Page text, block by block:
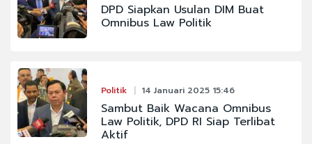
DPD Siapkan Usulan DIM Buat
Omnibus Law Politik
Politik 14 Januari 2025 15:46
Sambut Baik Wacana Omnibus
Law Politik, DPD RI Siap Terlibat
Aktif